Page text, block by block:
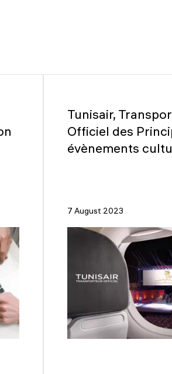
Tunisair,
Officiel des
évènements
7 August 2023